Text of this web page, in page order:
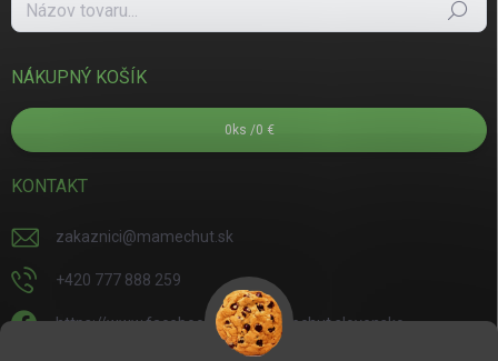
Hľadať
NÁKUPNÝ KOŠÍK
0 ks /0 €
KONTAKT
zakaznici@mamechut.sk
+420 777 888 259
https://www.facebook.com/mamechut.slovensko